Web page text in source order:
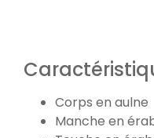
Corps en aulne
Manche en